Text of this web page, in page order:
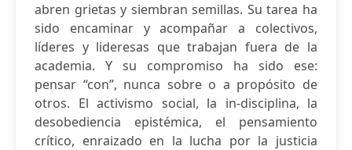
abren grietas y siembran semillas. Su tarea ha
sido encaminar y acompañar a colectivos,
líderes y lideresas que trabajan fuera de la
academia. Y su compromiso ha sido ese:
pensar “con”, nunca sobre o a propósito de
otros. El activismo social, la in-disciplina, la
desobediencia epistémica, el pensamiento
crítico, enraizado en la lucha por la justicia